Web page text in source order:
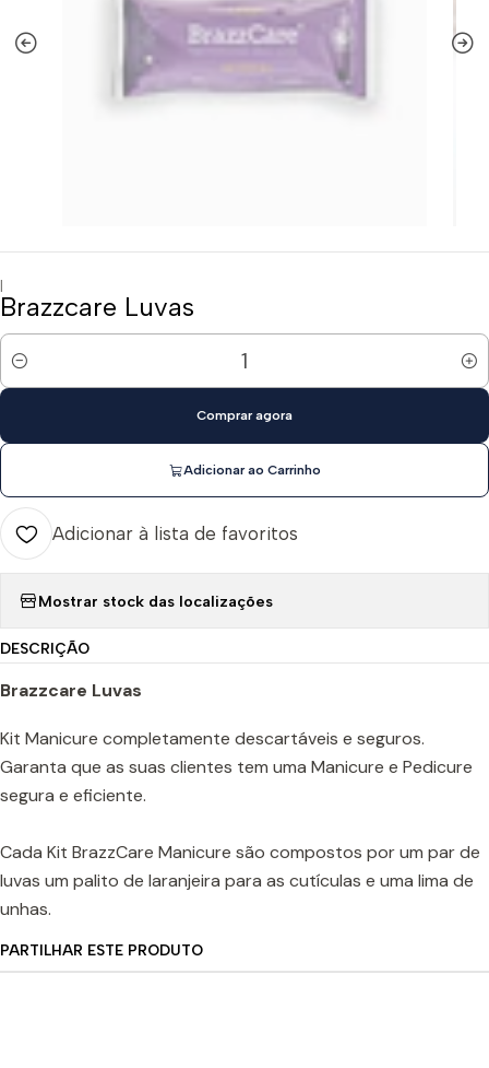
|
Brazzcare Luvas
Quantidade
Adicionar ao Carrinho
Comprar agora
Adicionar à lista de favoritos
Mostrar stock das localizações
DESCRIÇÃO
Brazzcare Luvas
Kit Manicure completamente descartáveis e seguros.
Garanta que as suas clientes tem uma Manicure e Pedicure
segura e eficiente.
Cada Kit BrazzCare Manicure são compostos por um par de
luvas um palito de laranjeira para as cutículas e uma lima de
unhas.
PARTILHAR ESTE PRODUTO